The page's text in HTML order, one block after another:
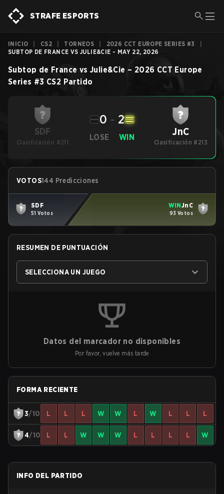
STRAFE ESPORTS
INICIO CS2 TORNEOS 2026 CCT EUROPE SERIES #3
SUBTOP DE FRANCE VS JULIE&CIE - MAY 22, 2026
Subtop de France vs Julie&Cie – 2026 CCT Europe
Series #3 CS2 Partido
SDF
Clasificación #211
LOSE
0 - 2
WIN JnC
Clasificación #213
VOTOS144 Predicciones
SDF
51 Votos
WINJnC
93 Votos
RESUMEN DE PUNTUACIÓN
SELECCIONA UN JUEGO
Datos del marcador no disponibles
Por favor, vuelve más tarde
FORMA RECIENTE
3/10 L L L W W L W L L L
4/10 L L W W W L L L L W
INFO DEL PARTIDO